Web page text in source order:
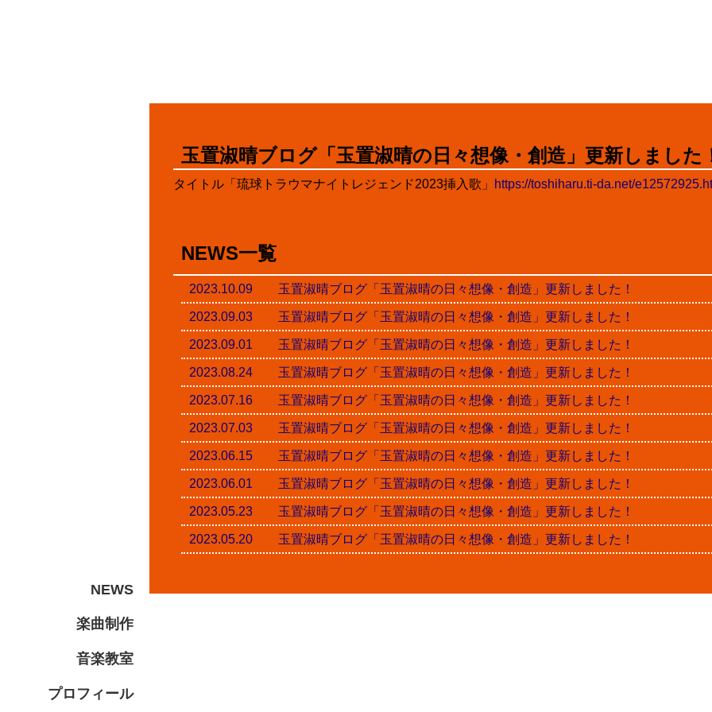
NEWS
楽曲制作
音楽教室
プロフィール
玉置淑晴ブログ「玉置淑晴の日々想像・創造」更新しました
タイトル「琉球トラウマナイトレジェンド2023挿入歌」
https://toshiharu.ti-da.net/
NEWS一覧
2023.10.09 玉置淑晴ブログ「玉置淑晴の日々想像・創造」更新しました！
2023.09.03 玉置淑晴ブログ「玉置淑晴の日々想像・創造」更新しました！
2023.09.01 玉置淑晴ブログ「玉置淑晴の日々想像・創造」更新しました！
2023.08.24 玉置淑晴ブログ「玉置淑晴の日々想像・創造」更新しました！
2023.07.16 玉置淑晴ブログ「玉置淑晴の日々想像・創造」更新しました！
2023.07.03 玉置淑晴ブログ「玉置淑晴の日々想像・創造」更新しました！
2023.06.15 玉置淑晴ブログ「玉置淑晴の日々想像・創造」更新しました！
2023.06.01 玉置淑晴ブログ「玉置淑晴の日々想像・創造」更新しました！
2023.05.23 玉置淑晴ブログ「玉置淑晴の日々想像・創造」更新しました！
2023.05.20 玉置淑晴ブログ「玉置淑晴の日々想像・創造」更新しました！